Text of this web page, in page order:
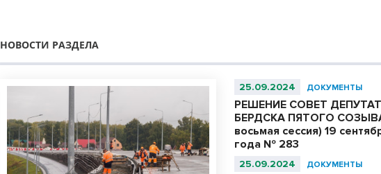
НОВОСТИ РАЗДЕЛА
25.09.2024 ДОКУМЕНТЫ
РЕШЕНИЕ СОВЕТ
БЕРДСКА ПЯТОГО
восьмая сессия) 19
года № 283
25.09.2024 ДОКУМЕНТЫ